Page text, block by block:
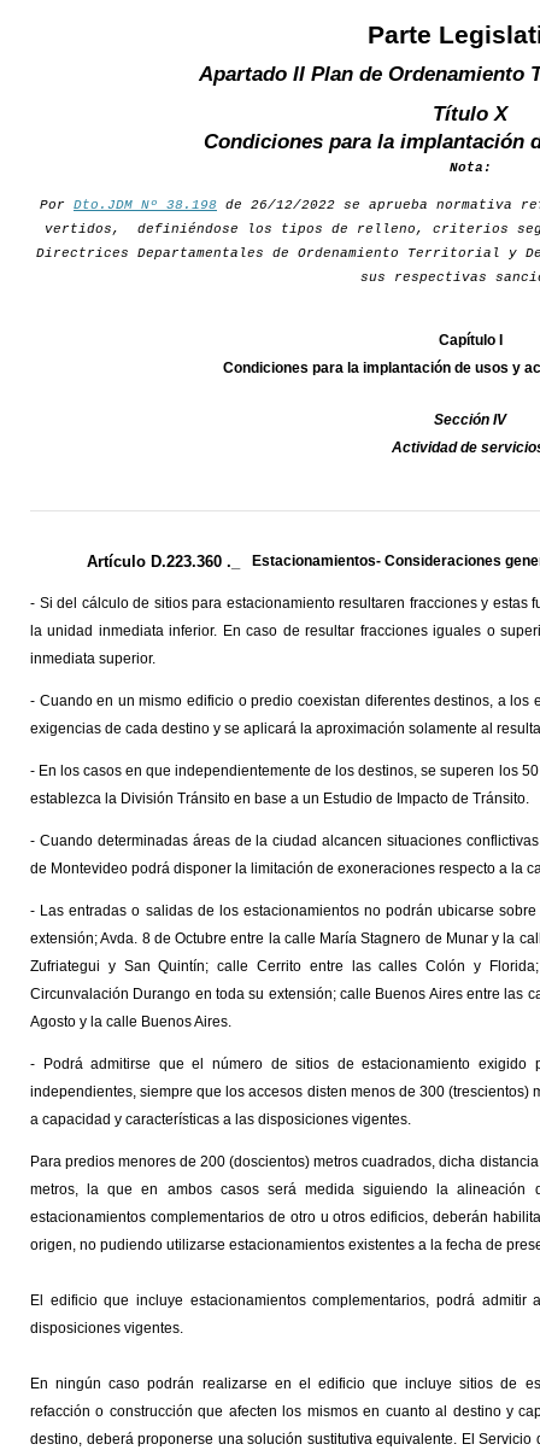
Parte
Apartado II Plan de Ordenamiento
Título X
Condiciones para la implantación
Nota:
Por Dto.JDM Nº 38.198 de 26/12/2022 se aprueba
vertidos, definiéndose los tipos de relleno, criterios
Directrices Departamentales de Ordenamiento Territorial y
sus respectivas
Capítulo I
Condiciones para la implantación de usos y
Sección IV
Actividad de
Artículo D.223.360 ._ Estacionamientos- Consideraciones
- Si del cálculo de sitios para estacionamiento resultaren fracciones y estas
la unidad inmediata inferior. En caso de resultar fracciones iguales o
inmediata superior.
- Cuando en un mismo edificio o predio coexistan diferentes destinos, a
exigencias de cada destino y se aplicará la aproximación solamente al
- En los casos en que independientemente de los destinos, se superen los
establezca la División Tránsito en base a un Estudio de Impacto de Tránsito.
- Cuando determinadas áreas de la ciudad alcancen situaciones
de Montevideo podrá disponer la limitación de exoneraciones respecto a la
- Las entradas o salidas de los estacionamientos no podrán ubicarse
extensión; Avda. 8 de Octubre entre la calle María Stagnero de Munar y la
Zufriategui y San Quintín; calle Cerrito entre las calles Colón y
Circunvalación Durango en toda su extensión; calle Buenos Aires entre las
Agosto y la calle Buenos Aires.
- Podrá admitirse que el número de sitios de estacionamiento
independientes, siempre que los accesos disten menos de 300 (trescientos)
a capacidad y características a las disposiciones vigentes.
Para predios menores de 200 (doscientos) metros cuadrados, dicha
metros, la que en ambos casos será medida siguiendo la
estacionamientos complementarios de otro u otros edificios, deberán
origen, no pudiendo utilizarse estacionamientos existentes a la fecha de
El edificio que incluye estacionamientos complementarios, podrá
disposiciones vigentes.
En ningún caso podrán realizarse en el edificio que incluye sitios de
refacción o construcción que afecten los mismos en cuanto al destino y
destino, deberá proponerse una solución sustitutiva equivalente. El